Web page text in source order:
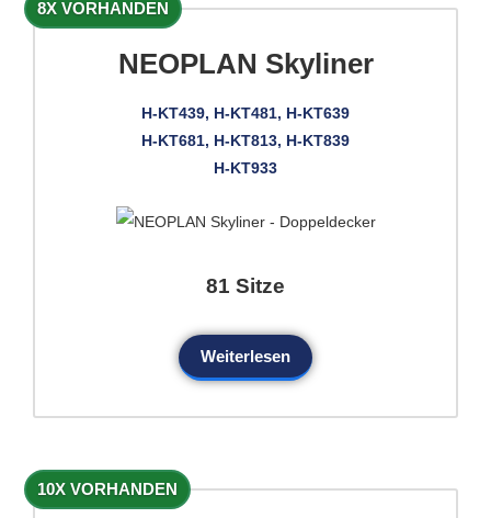
8X VORHANDEN
NEOPLAN Skyliner
H-KT439, H-KT481, H-KT639
H-KT681, H-KT813, H-KT839
H-KT933
81 Sitze
Weiterlesen
10X VORHANDEN